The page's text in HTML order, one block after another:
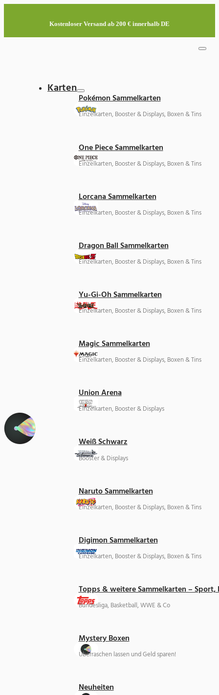
Kostenloser Versand ab 200 € innerhalb DE
Karten
Pokémon Sammelkarten
Einzelkarten, Booster & Displays, Boxen & Tins
One Piece Sammelkarten
Einzelkarten, Booster & Displays, Boxen & Tins
Lorcana Sammelkarten
Einzelkarten, Booster & Displays, Boxen & Tins
Dragon Ball Sammelkarten
Einzelkarten, Booster & Displays, Boxen & Tins
Yu-Gi-Oh Sammelkarten
Einzelkarten, Booster & Displays, Boxen & Tins
Magic Sammelkarten
Einzelkarten, Booster & Displays, Boxen & Tins
Union Arena
Einzelkarten, Booster & Displays
Weiß Schwarz
Booster & Displays
Naruto Sammelkarten
Einzelkarten, Booster & Displays, Boxen & Tins
Digimon Sammelkarten
Einzelkarten, Booster & Displays, Boxen & Tins
Topps & weitere Sammelkarten –
Bundesliga, Basketball, WWE & Co
Mystery Boxen
Überraschen lassen und Geld sparen!
Neuheiten